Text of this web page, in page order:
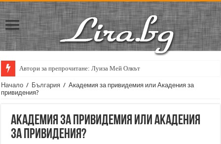
Автори за препрочитане: Луиза Мей Олкът
Начало / България / Академия за привидемия или Акадения за
привидения?
Академия за привидемия или Акадения
за привидения?